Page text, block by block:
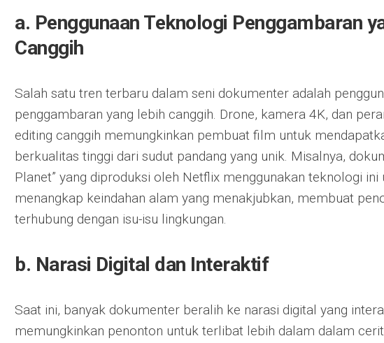
a. Penggunaan Teknologi Penggambaran
Canggih
Salah satu tren terbaru dalam seni dokumenter adalah
penggambaran yang lebih canggih. Drone, kamera 4K, dan
editing canggih memungkinkan pembuat film untuk
berkualitas tinggi dari sudut pandang yang unik. Misalnya,
Planet” yang diproduksi oleh Netflix menggunakan teknologi ini
menangkap keindahan alam yang menakjubkan, membuat
terhubung dengan isu-isu lingkungan.
b. Narasi Digital dan Interaktif
Saat ini, banyak dokumenter beralih ke narasi digital yang
memungkinkan penonton untuk terlibat lebih dalam dalam